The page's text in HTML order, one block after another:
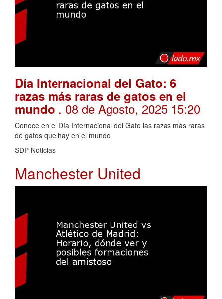
Día Internacional del Gato: 6
razas más raras de gatos en el
mundo . 08 de Agosto, 2025 15:20
Conoce en el Día Internacional del Gato las razas más raras
de gatos que hay en el mundo
SDP Noticias
Manchester United